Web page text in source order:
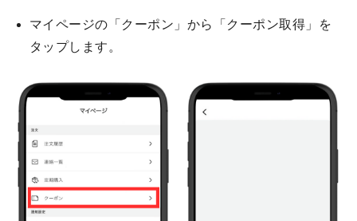
マイページの「クーポン」から「クーポン取得」を
タップします。